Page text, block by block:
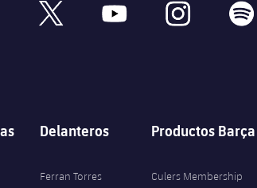
x youtube instagram spotify
Delanteros
Ferran Torres
Productos Barça
Culers Membership